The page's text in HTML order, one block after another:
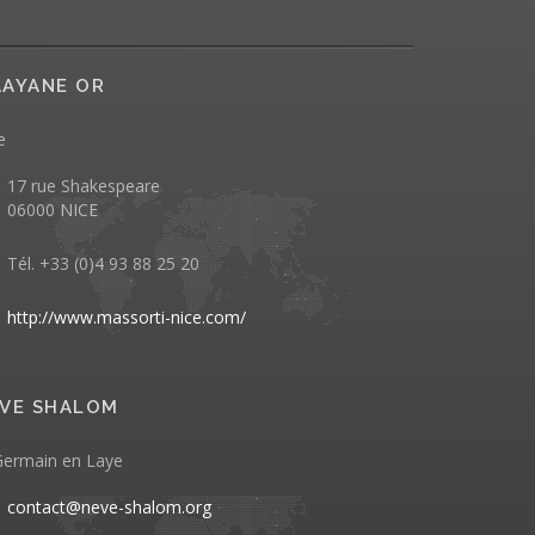
OR
17 rue Shakespeare
06000 NICE
Tél. +33 (0)4 93 88 25 20
http://www.massorti-nice.com/
SHALOM
en Laye
contact@neve-shalom.org